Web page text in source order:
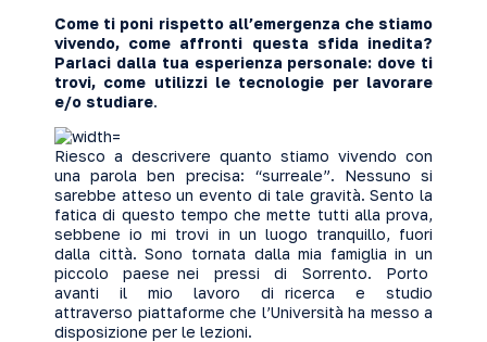
Come ti poni rispetto all’emergenza che stiamo
vivendo, come affronti questa sfida inedita?
Parlaci dalla tua esperienza personale: dove ti
trovi, come utilizzi le tecnologie per lavorare
e/o studiare.
Riesco a descrivere quanto stiamo vivendo con
una parola ben precisa: “surreale”. Nessuno si
sarebbe atteso un evento di tale gravità. Sento la
fatica di questo tempo che mette tutti alla prova,
sebbene io mi trovi in un luogo tranquillo, fuori
dalla città. Sono tornata dalla mia famiglia in un
piccolo paese nei pressi di Sorrento. Porto
avanti il mio lavoro di ricerca e studio
attraverso piattaforme che l’Università ha messo a
disposizione per le lezioni.